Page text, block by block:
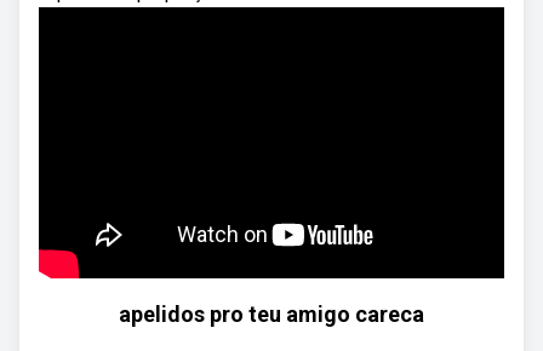
apelidos pro teu amigo careca